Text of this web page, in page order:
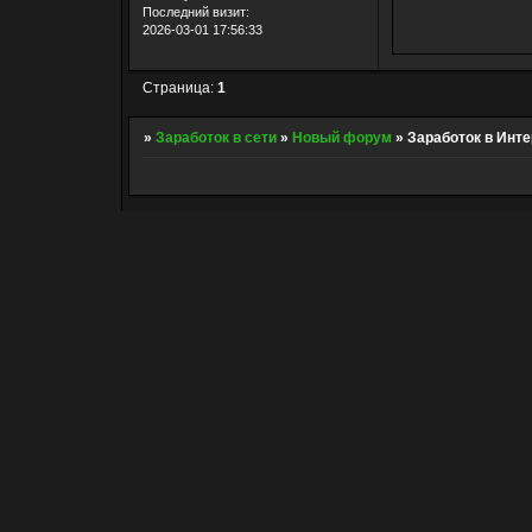
Последний визит:
2026-03-01 17:56:33
Страница: 1
» Заработок в сети » Новый форум » Заработок в